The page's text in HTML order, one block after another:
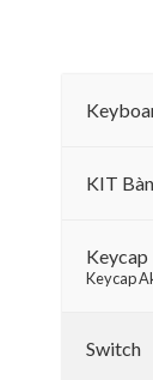
KIT
Keycap
–
Keycap
Switch